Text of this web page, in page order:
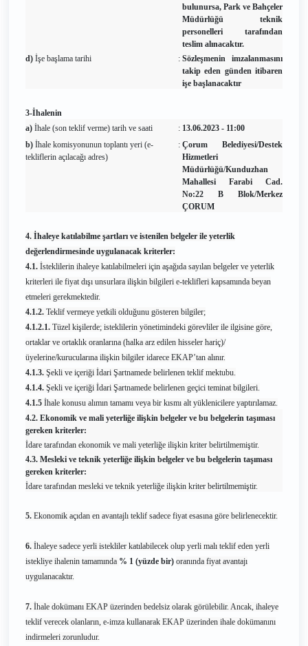
bulunursa, Park ve Bahçeler
Müdürlüğü teknik
personelleri tarafından
teslim alınacaktır.
d) İşe başlama tarihi : Sözleşmenin imzalanmasını
takip eden günden itibaren
işe başlanacaktır
3-İhalenin
a) İhale (son teklif verme) tarih ve saati : 13.06.2023 - 11:00
b) İhale komisyonunun toplantı yeri (e-
tekliflerin açılacağı adres)
: Çorum Belediyesi/Destek
Hizmetleri
Müdürlüğü/Kunduzhan
Mahallesi Farabi Cad.
No:22 B Blok/Merkez
ÇORUM
4. İhaleye katılabilme şartları ve istenilen belgeler ile yeterlik
değerlendirmesinde uygulanacak kriterler:
4.1. İsteklilerin ihaleye katılabilmeleri için aşağıda sayılan belgeler ve yeterlik
kriterleri ile fiyat dışı unsurlara ilişkin bilgileri e-teklifleri kapsamında beyan
etmeleri gerekmektedir.
4.1.2. Teklif vermeye yetkili olduğunu gösteren bilgiler;
4.1.2.1. Tüzel kişilerde; isteklilerin yönetimindeki görevliler ile ilgisine göre,
ortaklar ve ortaklık oranlarına (halka arz edilen hisseler hariç)/
üyelerine/kurucularına ilişkin bilgiler idarece EKAP’tan alınır.
4.1.3. Şekli ve içeriği İdari Şartnamede belirlenen teklif mektubu.
4.1.4. Şekli ve içeriği İdari Şartnamede belirlenen geçici teminat bilgileri.
4.1.5 İhale konusu alımın tamamı veya bir kısmı alt yüklenicilere yaptırılamaz.
4.2. Ekonomik ve mali yeterliğe ilişkin belgeler ve bu belgelerin taşıması
gereken kriterler:
İdare tarafından ekonomik ve mali yeterliğe ilişkin kriter belirtilmemiştir.
4.3. Mesleki ve teknik yeterliğe ilişkin belgeler ve bu belgelerin taşıması
gereken kriterler:
İdare tarafından mesleki ve teknik yeterliğe ilişkin kriter belirtilmemiştir.
5. Ekonomik açıdan en avantajlı teklif sadece fiyat esasına göre belirlenecektir.
6. İhaleye sadece yerli istekliler katılabilecek olup yerli malı teklif eden yerli
istekliye ihalenin tamamında % 1 (yüzde bir) oranında fiyat avantajı
uygulanacaktır.
7. İhale dokümanı EKAP üzerinden bedelsiz olarak görülebilir. Ancak, ihaleye
teklif verecek olanların, e-imza kullanarak EKAP üzerinden ihale dokümanını
indirmeleri zorunludur.